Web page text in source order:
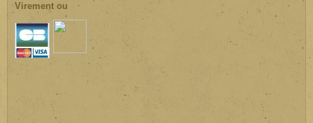
Virement ou